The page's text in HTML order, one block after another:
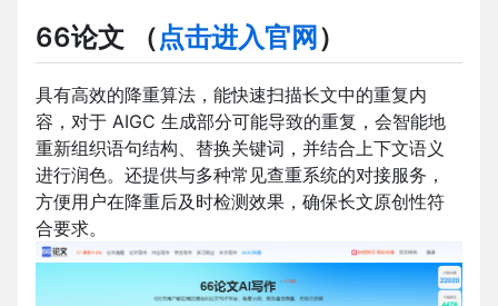
66论文 （点击进入官网）
具有高效的降重算法，能快速扫描长文中的重复内
容，对于 AIGC 生成部分可能导致的重复，会智能地
重新组织语句结构、替换关键词，并结合上下文语义
进行润色。还提供与多种常见查重系统的对接服务，
方便用户在降重后及时检测效果，确保长文原创性符
合要求。